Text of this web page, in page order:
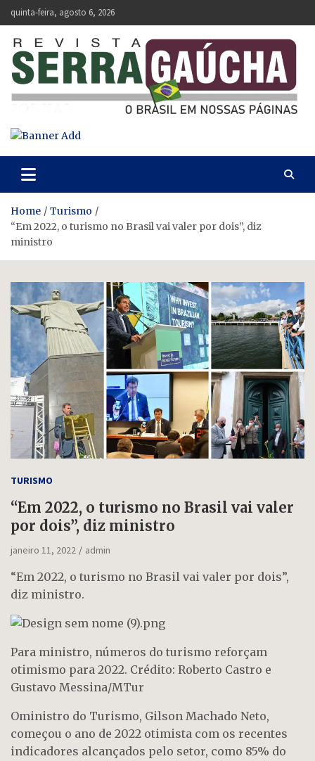
to
content
quinta-feira, agosto 6, 2026
Revista Serra Gaúcha
Home
Turismo
“Em 2022, o turismo no Brasil vai valer por dois”, diz
ministro
TURISMO
“Em 2022, o turismo no Brasil vai valer
por dois”, diz ministro
janeiro 11, 2022 admin
“Em 2022, o turismo no Brasil vai valer por dois”,
diz ministro.
Para ministro, números do turismo reforçam
otimismo para 2022. Crédito: Roberto Castro e
Gustavo Messina/MTur
Oministro do Turismo, Gilson Machado Neto,
começou o ano de 2022 otimista com os recentes
indicadores alcançados pelo setor, como 85% do